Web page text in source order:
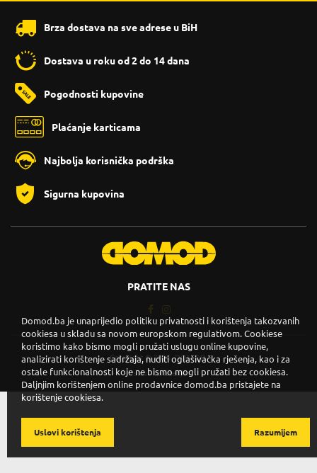
Brza dostava na sve adrese u BiH
Dostava u roku od 2 do 14 dana
Pogodnosti kupovine
Plaćanje karticama
Najbolja korisnička podrška
Sigurna kupovina
PRATITE NAS
Copyright © 2026. DOMOD.
Uslovi korištenja.
Domod.ba je unaprijedio politiku privatnosti i korištenja takozvanih
cookiesa u skladu sa novom europskom regulativom. Cookiese
koristimo kako bismo mogli pružati uslugu online kupovine,
analizirati korištenje sadržaja, nuditi oglašivačka rješenja, kao i za
ostale funkcionalnosti koje ne bismo mogli pružati bez cookiesa.
Daljnjim korištenjem online prodavnice domod.ba pristajete na
korištenje cookiesa.
Razumijem
Uslovi korištenja